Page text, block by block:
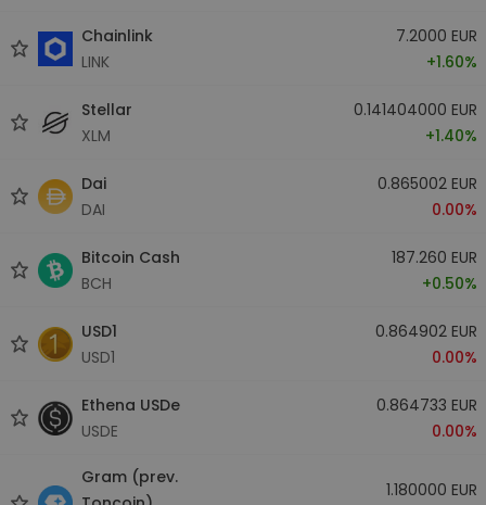
Chainlink
LINK
7.2000 EUR
+1.60%
Stellar
XLM
0.141404000 EUR
+1.40%
Dai
DAI
0.865002 EUR
0.00%
Bitcoin Cash
BCH
187.260 EUR
+0.50%
USD1
USD1
0.864902 EUR
0.00%
Ethena USDe
USDE
0.864733 EUR
0.00%
Gram (prev.
1.180000 EUR